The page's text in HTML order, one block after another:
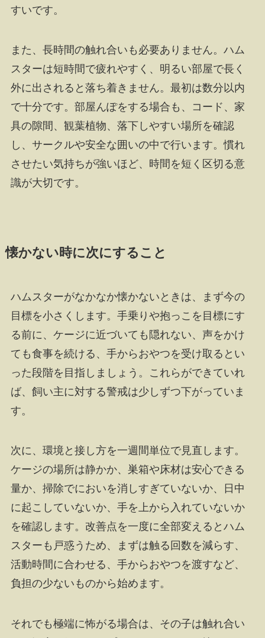
すいです。
また、長時間の触れ合いも必要ありません。ハム
スターは短時間で疲れやすく、明るい部屋で長く
外に出されると落ち着きません。最初は数分以内
で十分です。部屋んぽをする場合も、コード、家
具の隙間、観葉植物、落下しやすい場所を確認
し、サークルや安全な囲いの中で行います。慣れ
させたい気持ちが強いほど、時間を短く区切る意
識が大切です。
懐かない時に次にすること
ハムスターがなかなか懐かないときは、まず今の
目標を小さくします。手乗りや抱っこを目標にす
る前に、ケージに近づいても隠れない、声をかけ
ても食事を続ける、手からおやつを受け取るとい
った段階を目指しましょう。これらができていれ
ば、飼い主に対する警戒は少しずつ下がっていま
す。
次に、環境と接し方を一週間単位で見直します。
ケージの場所は静かか、巣箱や床材は安心できる
量か、掃除でにおいを消しすぎていないか、日中
に起こしていないか、手を上から入れていないか
を確認します。改善点を一度に全部変えるとハム
スターも戸惑うため、まずは触る回数を減らす、
活動時間に合わせる、手からおやつを渡すなど、
負担の少ないものから始めます。
それでも極端に怖がる場合は、その子は触れ合い